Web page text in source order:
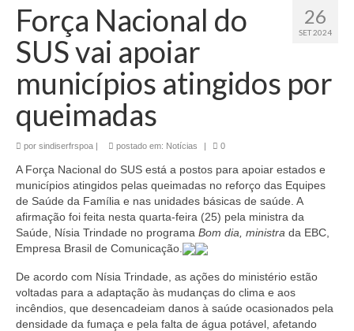
26
SET 2024
Força Nacional do
SUS vai apoiar
municípios atingidos por
queimadas
por sindiserfrspoa | postado em: Notícias | 0
A Força Nacional do SUS está a postos para apoiar estados e
municípios atingidos pelas queimadas no reforço das Equipes
de Saúde da Família e nas unidades básicas de saúde. A
afirmação foi feita nesta quarta-feira (25) pela ministra da
Saúde, Nísia Trindade no programa Bom dia, ministra da EBC,
Empresa Brasil de Comunicação.
De acordo com Nísia Trindade, as ações do ministério estão
voltadas para a adaptação às mudanças do clima e aos
incêndios, que desencadeiam danos à saúde ocasionados pela
densidade da fumaça e pela falta de água potável, afetando